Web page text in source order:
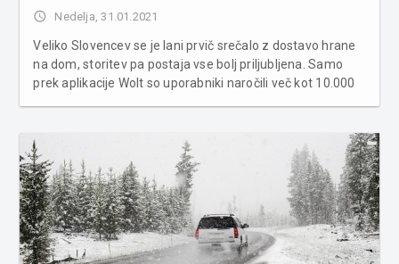
access_time Nedelja, 31.01.2021
Veliko Slovencev se je lani prvič srečalo z dostavo hrane
na dom, storitev pa postaja vse bolj priljubljena. Samo
prek aplikacije Wolt so uporabniki naročili več kot 10.000
i...